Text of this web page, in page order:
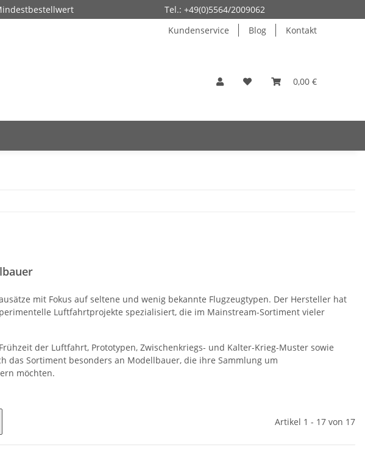
Tel.: +49(0)5564/2009062
Kundenservice
Blog Kontakt
0,00 €
mit Fokus auf seltene und wenig bekannte Flugzeugtypen. Der Hersteller hat
Luftfahrtprojekte spezialisiert, die im Mainstream-Sortiment vieler
der Luftfahrt, Prototypen, Zwischenkriegs- und Kalter-Krieg-Muster sowie
das Sortiment besonders an Modellbauer, die ihre Sammlung um
möchten.
Artikel 1 - 17 von 17